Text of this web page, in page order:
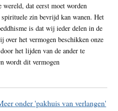
dat eerst moet worden
zin bevrijd kan wanen. Het
is dat wij ieder delen in de
het vermogen beschikken onze
het lijden van de ander te
wordt dit vermogen
onder 'pakhuis van verlangen'